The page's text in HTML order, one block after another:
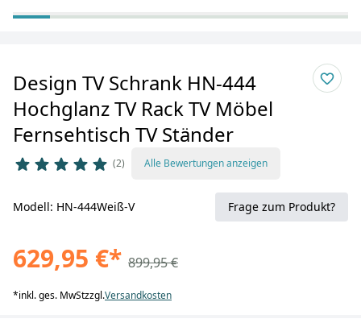
Design TV Schrank HN-444
Hochglanz TV Rack TV Möbel
Fernsehtisch TV Ständer
2 Alle Bewertungen anzeigen
Modell: HN-444Weiß-V Frage zum Produkt?
629,95 €* 899,95 €
*inkl. ges. MwStzzgl.Versandkosten